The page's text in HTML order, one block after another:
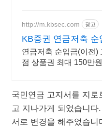
http://m.kbsec.com 광고
KB증권 연금저축 순
별 상품권 혜택
연금저축 순입금(이전)
점 상품권 최대 150만
기
국민연금 고지서를 지로
고 지나가게 되었습니다
서로 변경을 해주었습